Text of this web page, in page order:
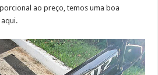
ao preço, temos uma boa